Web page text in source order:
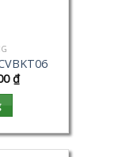
₫